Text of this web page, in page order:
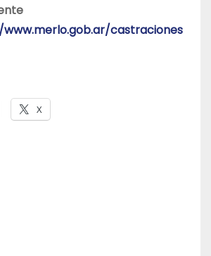
castraciones
X